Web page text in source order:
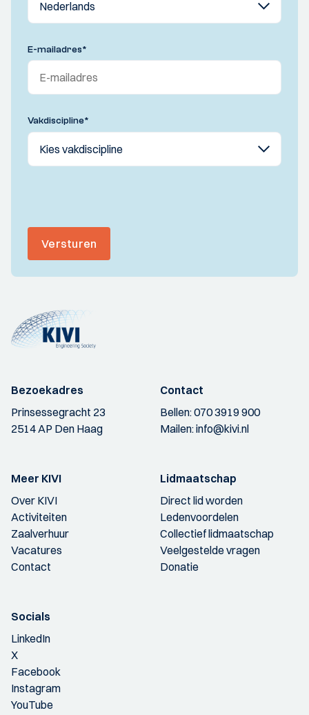
E-mailadres*
Vakdiscipline*
Versturen
Bezoekadres
Prinsessegracht 23
2514 AP Den Haag
Contact
Bellen:070 3919 900
Mailen:info@kivi.nl
Meer KIVI
Over KIVI
Activiteiten
Zaalverhuur
Vacatures
Contact
Lidmaatschap
Direct lid worden
Ledenvoordelen
Collectief lidmaatschap
Veelgestelde vragen
Donatie
Socials
LinkedIn
X
Facebook
Instagram
YouTube